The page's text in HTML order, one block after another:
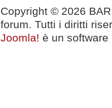
Copyright © 2026
forum. Tutti i diritti
Joomla! è un